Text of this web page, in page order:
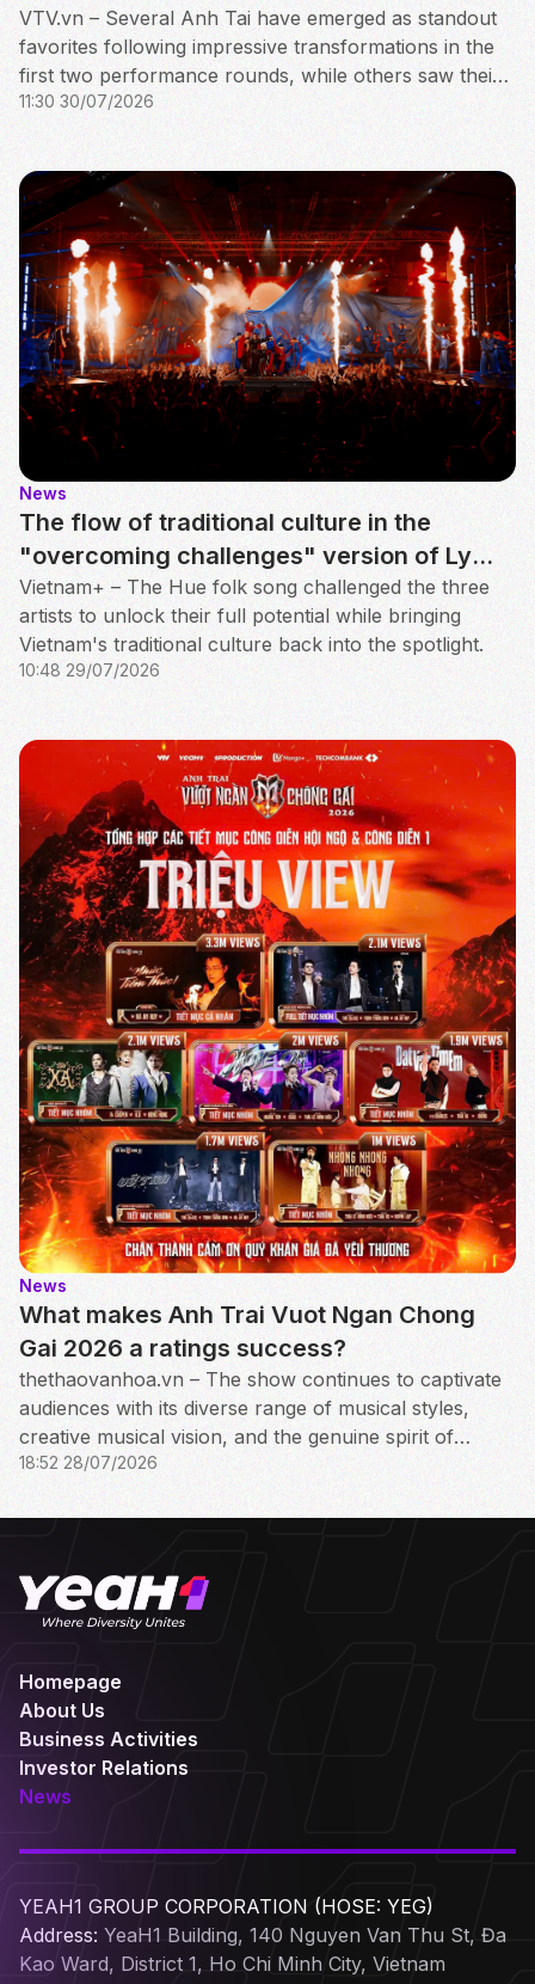
Ngan Chong Gai 2026
VTV.vn – Several Anh Tai have emerged as standout
favorites following impressive transformations in the
first two performance rounds, while others saw their
journey come to an early end.
11:30 30/07/2026
News
The flow of traditional culture in the
"overcoming challenges" version of Ly
Ngua O Hue
Vietnam+ – The Hue folk song challenged the three
artists to unlock their full potential while bringing
Vietnam's traditional culture back into the spotlight.
10:48 29/07/2026
News
What makes Anh Trai Vuot Ngan Chong
Gai 2026 a ratings success?
thethaovanhoa.vn – The show continues to captivate
audiences with its diverse range of musical styles,
creative musical vision, and the genuine spirit of
brotherhood.
18:52 28/07/2026
Homepage
About Us
Business Activities
Investor Relations
News
YEAH1 GROUP CORPORATION (HOSE: YEG)
Address: YeaH1 Building, 140 Nguyen Van Thu St, Đa
Kao Ward, District 1, Ho Chi Minh City, Vietnam